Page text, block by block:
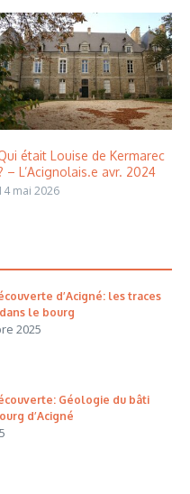
était Louise de Kermarec
– L’Acignolais.e avr. 2024
mai 2026
d’Acigné: les traces
le bourg
2025
Géologie du bâti
d’Acigné